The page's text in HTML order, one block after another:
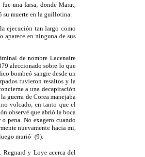
una farsa, donde Marat,
muerte en la guillotina.
ejecución tan largo como
aparece en ninguna de sus
de nombre Lacenaire
aleccionado sobre lo que
bombeó sangre desde un
tuvieron resaltos y la
a una decapitación
guerra de Corea manejaba
volcado, en tanto que el
observé que abrió la boca
pena. No exagero cuando
nuevamente hacia mi,
murió¨ (9).
Regnard y Loyeacerca del